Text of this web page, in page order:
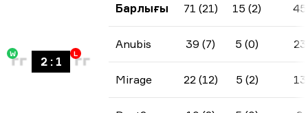
W
2: 1
L
Барлығы 71 (21) 15 (2) 45
Anubis 39 (7) 5 (0) 23
Mirage 22 (12) 5 (2) 13